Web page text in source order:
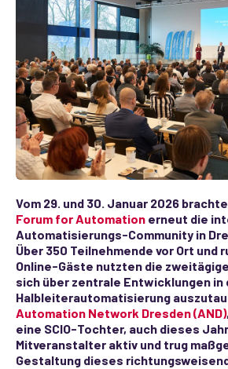
Vom 29. und 30. Januar 2026
Forum for Automation erneut die
Automatisierungs‑Community in
Über 350 Teilnehmende vor Ort und
Online‑Gäste nutzten die
sich über zentrale Entwicklungen in
Halbleiterautomatisierung
Automation Network Dresden (AND)
eine SCIO‑Tochter, auch dieses
Mitveranstalter aktiv und trug
Gestaltung dieses